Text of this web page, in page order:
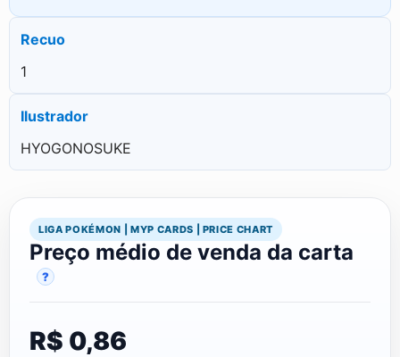
Recuo
1
Ilustrador
HYOGONOSUKE
LIGA POKÉMON | MYP CARDS | PRICE CHART
Preço médio de venda da carta
?
R$ 0,86